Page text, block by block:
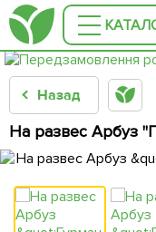
Назад
На развес Арбуз